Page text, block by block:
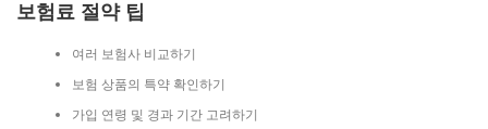
보험료 절약 팁
여러 보험사 비교하기
보험 상품의 특약 확인하기
가입 연령 및 경과 기간 고려하기